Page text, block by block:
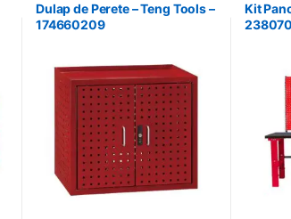
Dulap de Perete – Teng Tools –
174660209
Kit